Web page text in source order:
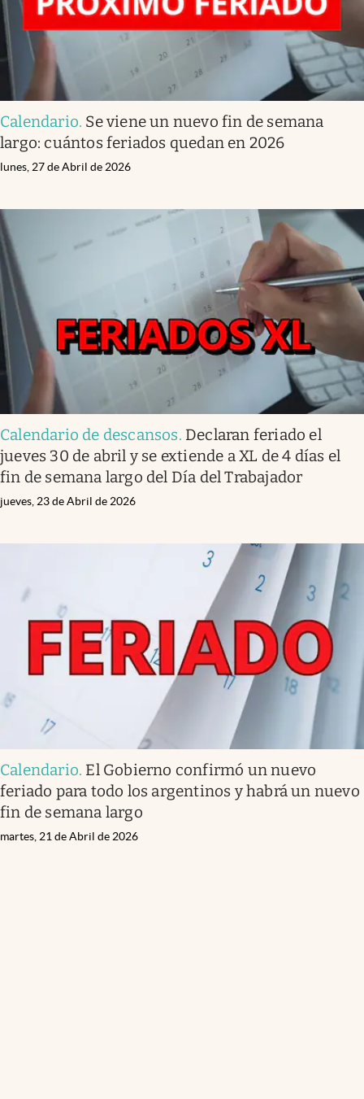
Calendario. Se viene un nuevo fin de semana
largo: cuántos feriados quedan en 2026
lunes, 27 de Abril de 2026
Calendario de descansos. Declaran feriado el
jueves 30 de abril y se extiende a XL de 4 días el
fin de semana largo del Día del Trabajador
jueves, 23 de Abril de 2026
Calendario. El Gobierno confirmó un nuevo
feriado para todo los argentinos y habrá un nuevo
fin de semana largo
martes, 21 de Abril de 2026